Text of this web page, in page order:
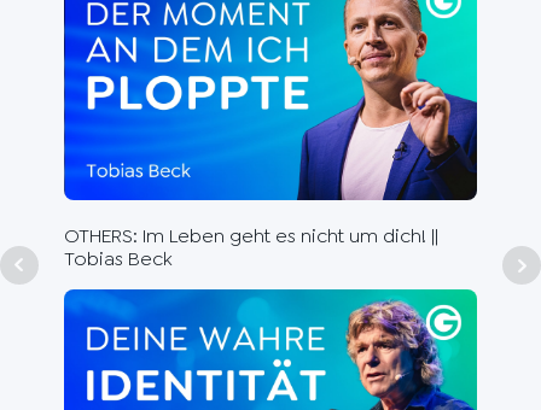
OTHERS: Im Leben geht es nicht um dich! ||
Tobias Beck